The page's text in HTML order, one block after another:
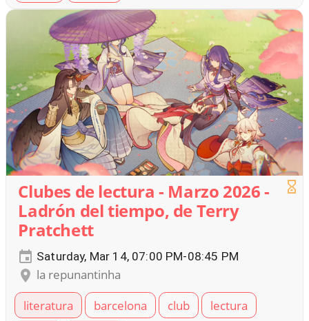
Clubes de lectura - Marzo 2026 -
Ladrón del tiempo, de Terry
Pratchett
Saturday, Mar 14, 07:00 PM-08:45 PM
la repunantinha
literatura
barcelona club
lectura